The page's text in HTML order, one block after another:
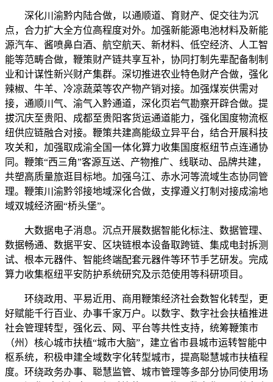
深化川渝黔内陆合做，以通顺道、育财产、促交往为沉
点，合力扩大全方位高程度对外。加强新能源电池材料及新能
源汽车、酱喷鼻白酒、航空航天、新材料、低空经济、人工智
能等范畴合做，鞭策财产链共享互补，协同打制先辈配备制制
业和计谋性新兴财产集群。深切推进农业特色财产合做，强化
辣椒、牛羊、冷凉蔬菜等农产物产销对接。加强煤炭供需对
接，通顺川气、渝气入黔通道，深化页岩气勘察开辟合做。提
拔沉庆至贵阳、成都至贵阳客货运通道能力，强化国度物流枢
纽供应链融合对接。鞭策共建高能级立异平台，结合开展科技
攻关和，加强取成渝全国一体化算力收集国度枢纽节点连通协
同。鞭策“西三角”客源互送、产物推广、线联动、品牌共建，
共塑高质量旅逛目标地。加强乌江、赤水河等流域生态协同管
理。鞭策川渝黔邻接地域深化合做，支撑遵义打制对接成渝地
域双城经济圈“桥头堡”。
大数据电子消息。沉点开展数据智能化标注、数据管理、
数据畅通、数据平安、区块链根本设备取跨链、集成电封拆测
试、根本元器件、智能终端配套元器件等环节手艺研发。完成
算力收集枢纽平安防护系统研究及示范使用等科研项目。
环绕政用、平易近用、商用鞭策经济社会数智化转型，更
好赋能千行百业、办事千家万户。以数字、数字社会扶植推进
社会管理转型，强化云、网、平台等共性支持，统筹鞭策市
（州）核心城市扶植“城市大脑”，建立省市县城市运转智能中
枢系统，积极申建全域数字化转型城市，提高聪慧城市扶植程
度。环绕政务办事、聪慧监管、城市管理等多部分协同使用场